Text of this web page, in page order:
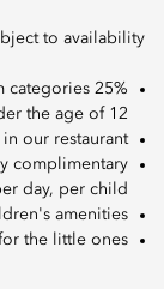
to availability.
categories
the age of 12.
our restaurant.
complimentary
day, per child.
amenities.
the little ones.